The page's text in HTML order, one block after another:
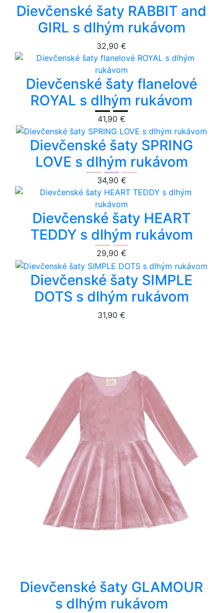
Dievčenské šaty RABBIT and
GIRL s dlhým rukávom
32,90 €
Dievčenské šaty flanelové
ROYAL s dlhým rukávom
41,90 €
Dievčenské šaty SPRING
LOVE s dlhým rukávom
34,90 €
Dievčenské šaty HEART
TEDDY s dlhým rukávom
29,90 €
Dievčenské šaty SIMPLE
DOTS s dlhým rukávom
31,90 €
Dievčenské šaty GLAMOUR
s dlhým rukávom